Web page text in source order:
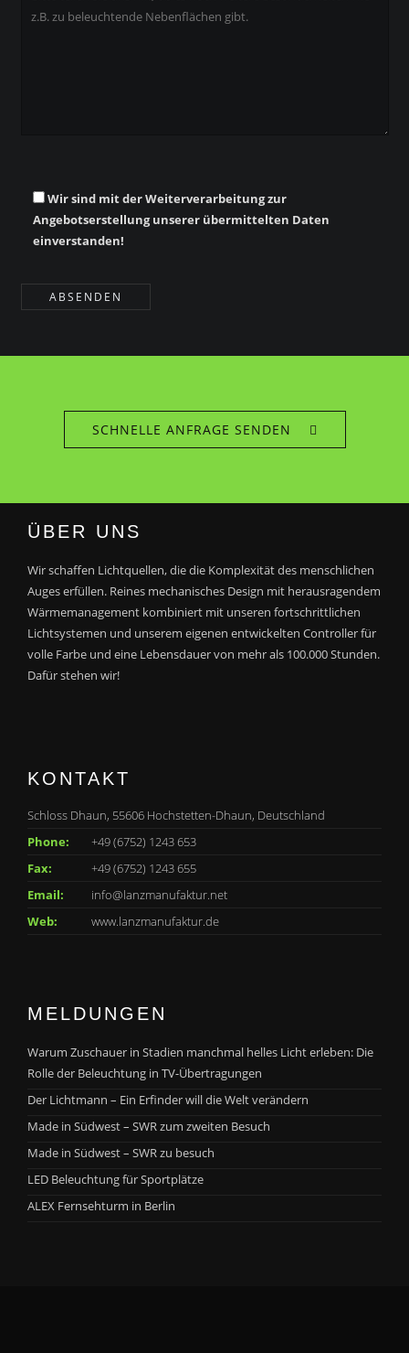
Wir sind mit der Weiterverarbeitung zur
Angebotserstellung unserer übermittelten Daten
einverstanden!
SCHNELLE ANFRAGE SENDEN
ÜBER UNS
Wir schaffen Lichtquellen, die die Komplexität des menschlichen
Auges erfüllen. Reines mechanisches Design mit herausragendem
Wärmemanagement kombiniert mit unseren fortschrittlichen
Lichtsystemen und unserem eigenen entwickelten Controller für
volle Farbe und eine Lebensdauer von mehr als 100.000 Stunden.
Dafür stehen wir!
KONTAKT
Schloss Dhaun, 55606 Hochstetten-Dhaun, Deutschland
Phone:
+49 (6752) 1243 653
Fax:
+49 (6752) 1243 655
Email:
info@lanzmanufaktur.net
Web:
www.lanzmanufaktur.de
MELDUNGEN
Warum Zuschauer in Stadien manchmal helles Licht erleben: Die
Rolle der Beleuchtung in TV-Übertragungen
Der Lichtmann – Ein Erfinder will die Welt verändern
Made in Südwest – SWR zum zweiten Besuch
Made in Südwest – SWR zu besuch
LED Beleuchtung für Sportplätze
ALEX Fernsehturm in Berlin